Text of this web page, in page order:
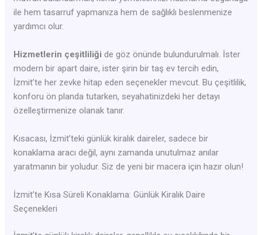
ile hem tasarruf yapmanıza hem de sağlıklı beslenmenize
yardımcı olur.
Hizmetlerin çeşitliliği de göz önünde bulundurulmalı. İster
modern bir apart daire, ister şirin bir taş ev tercih edin,
İzmit’te her zevke hitap eden seçenekler mevcut. Bu çeşitlilik,
konforu ön planda tutarken, seyahatinizdeki her detayı
özelleştirmenize olanak tanır.
Kısacası, İzmit’teki günlük kiralık daireler, sadece bir
konaklama aracı değil, aynı zamanda unutulmaz anılar
yaratmanın bir yoludur. Siz de yeni bir macera için hazır olun!
İzmit’te Kısa Süreli Konaklama: Günlük Kiralık Daire
Seçenekleri